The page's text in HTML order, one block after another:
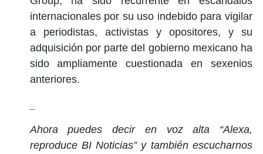
internacionales por su uso indebido para vigilar
a periodistas, activistas y opositores, y su
adquisición por parte del gobierno mexicano ha
sido ampliamente cuestionada en sexenios
anteriores.
Ahora puedes decir en voz alta “Alexa,
reproduce BI Noticias” y también escucharnos